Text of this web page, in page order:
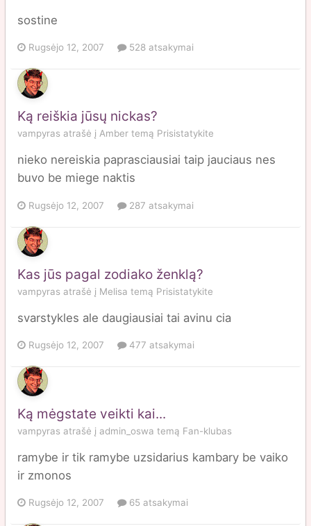
sostine
Rugsėjo 12, 2007 528 atsakymai
Ką reiškia jūsų nickas?
vampyras atrašė į Amber temą Prisistatykite
nieko nereiskia paprasciausiai taip jauciaus nes
buvo be miege naktis
Rugsėjo 12, 2007 287 atsakymai
Kas jūs pagal zodiako ženklą?
vampyras atrašė į Melisa temą Prisistatykite
svarstykles ale daugiausiai tai avinu cia
Rugsėjo 12, 2007 477 atsakymai
Ką mėgstate veikti kai...
vampyras atrašė į admin_oswa temą Fan-klubas
ramybe ir tik ramybe uzsidarius kambary be vaiko
ir zmonos
Rugsėjo 12, 2007 65 atsakymai